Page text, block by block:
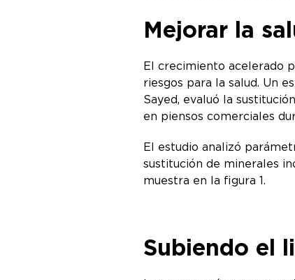
Mejorar la
El crecimiento acelerado
riesgos para la salud. Un
Sayed, evaluó la
en piensos comerciales
El estudio analizó
sustitución de minerales
muestra en la figura 1.
Subiendo el